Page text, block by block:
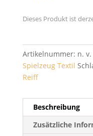
Dieses Produkt ist
Artikelnummer: n. v.
Spielzeug Textil
Reiff
Beschreibung
Zusätzliche